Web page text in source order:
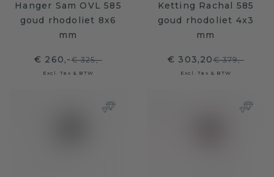
Hanger Sam OVL 585
goud rhodoliet 8x6
mm
€ 260,-€ 325,-
Excl. Tax & BTW
Ketting Rachal 585
goud rhodoliet 4x3
mm
€ 303,20€ 379,-
Excl. Tax & BTW